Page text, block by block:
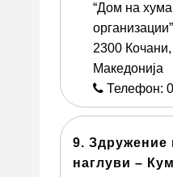
“Дом на
2300
Македонија
Телефон:
9. Здружение
наглуви –